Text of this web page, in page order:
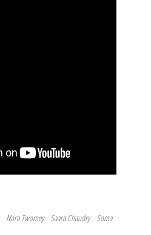
Nora Twomey Saara Chaudry Soma